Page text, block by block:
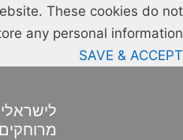
These cookies do not
any personal information.
SAVE & ACCEPT